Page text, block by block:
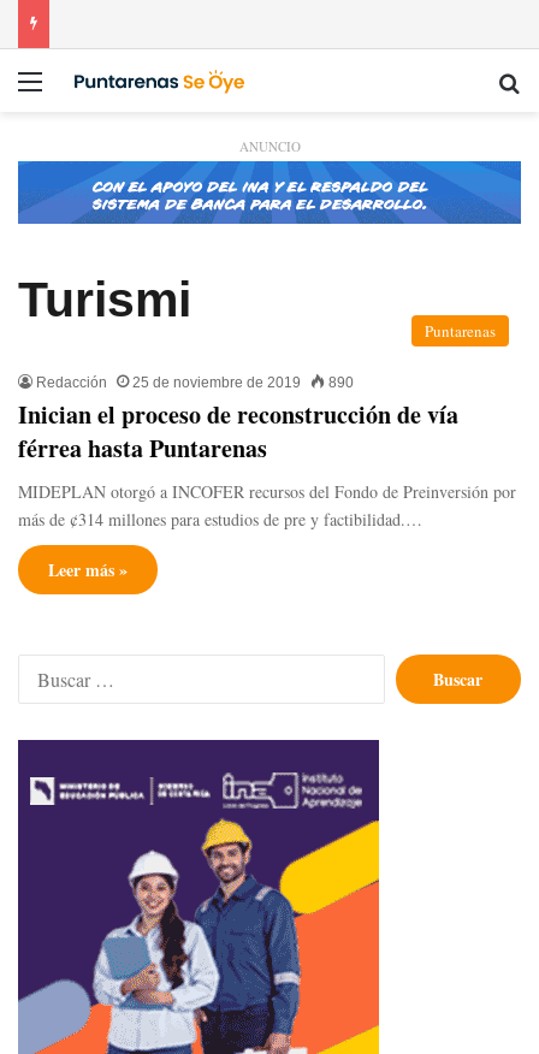
Menú
ANUNCIO
Turismi
Puntarenas
Redacción 25 de noviembre de 2019 890
Inician el proceso de reconstrucción de vía
férrea hasta Puntarenas
MIDEPLAN otorgó a INCOFER recursos del Fondo de Preinversión por
más de ¢314 millones para estudios de pre y factibilidad.…
Leer más »
Buscar: